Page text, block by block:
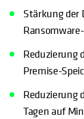
Stärkung der
Reduzierung
Premise-
Reduzierung
Tagen auf